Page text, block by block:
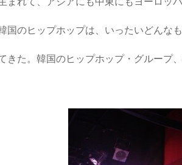
のヒップホップは、いったいどんなも
た。韓国のヒップホップ・グループ